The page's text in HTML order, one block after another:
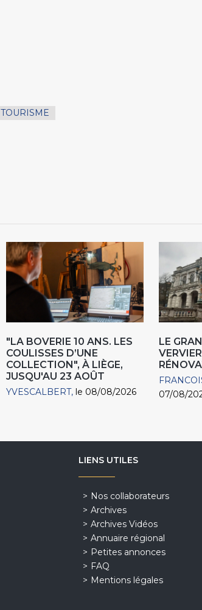
TOURISME
"LA BOVERIE 10 ANS. LES
COULISSES D’UNE
COLLECTION", À LIÈGE,
JUSQU'AU 23 AOÛT
YVESCALBERT le 08/08/2026
LE
07/08/
LIENS UTILES
Nos collaborateurs
Archives
Archives Vidéos
Annuaire régional
Petites annonces
FAQ
Mentions légales